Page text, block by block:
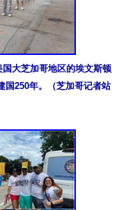
大芝加哥地区的埃文斯顿
国250年。（芝加哥记者站